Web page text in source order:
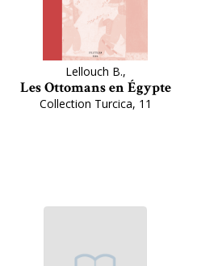
Lellouch B.,
Les Ottomans en Égypte
Collection Turcica, 11